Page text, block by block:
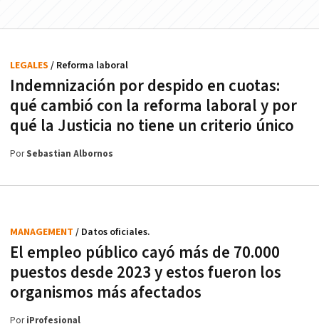
Indemnización por despido en cuotas:
qué cambió con la reforma laboral y por
qué la Justicia no tiene un criterio único
LEGALES / Reforma laboral
PorSebastian Albornos
El empleo público cayó más de 70.000
puestos desde 2023 y estos fueron los
organismos más afectados
MANAGEMENT / Datos oficiales.
PoriProfesional